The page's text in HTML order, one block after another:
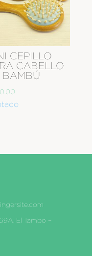
CEPILLO
CABELLO
BAMBÚ
El Tambo –